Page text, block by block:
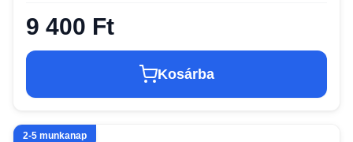
9 400 Ft
Kosárba
2-5 munkanap